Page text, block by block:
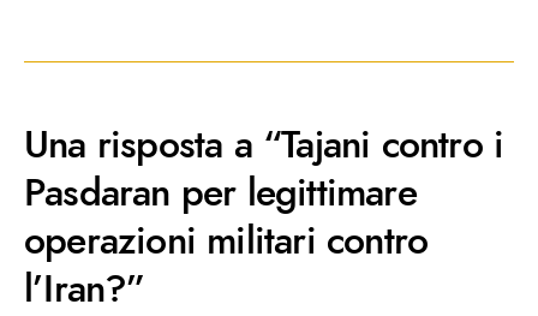
Una risposta a “Tajani contro i
Pasdaran per legittimare
operazioni militari contro
l’Iran?”